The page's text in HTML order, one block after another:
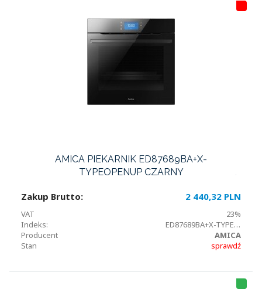
LI
AMICA PIEKARNIK ED87689BA+X-
TYPEOPENUP CZARNY
Zakup Brutto: 2 440,32 PLN
VAT
23%
Indeks:
ED87689BA+X-TYPEOPENUP
Producent
AMICA
Stan
sprawdź
T
LI